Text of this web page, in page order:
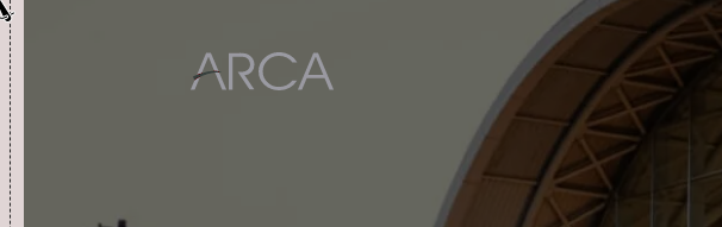
Corso Piave 65, 12051 Alba (CN)